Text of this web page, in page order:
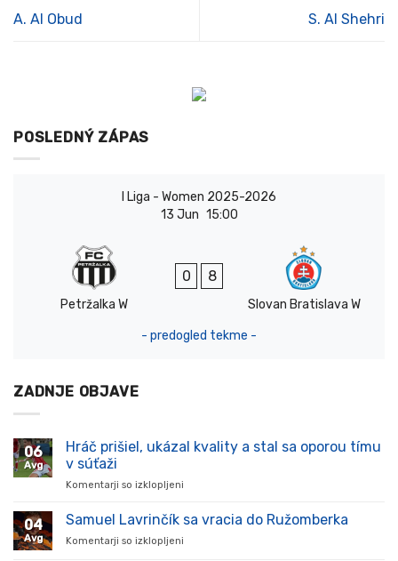
A. Al Obud S. Al Shehri
POSLEDNÝ ZÁPAS
I Liga - Women 2025-2026
13 Jun 15:00
Petržalka W
0 8
Slovan Bratislava W
- predogled tekme -
ZADNJE OBJAVE
06
Avg
Hráč prišiel, ukázal kvality a stal sa oporou tímu
v súťaži
Komentarji so izklopljeni
prišiel,
04
Avg
Samuel Lavrinčík sa vracia do Ružomberka
Komentarji so izklopljeni